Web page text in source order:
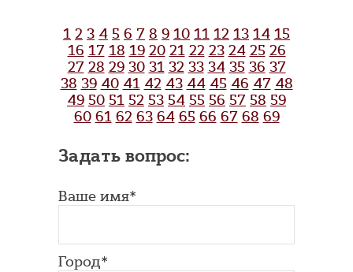
1 2 3 4 5 6 7 8 9 10 11 12 13 14 15
16 17 18 19 20 21 22 23 24 25 26
27 28 29 30 31 32 33 34 35 36 37
38 39 40 41 42 43 44 45 46 47 48
49 50 51 52 53 54 55 56 57 58 59
60 61 62 63 64 65 66 67 68 69
Задать вопрос:
Ваше имя*
Город*